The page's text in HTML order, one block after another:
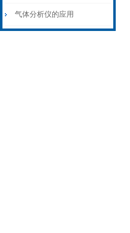
析仪
气体分析仪的应用